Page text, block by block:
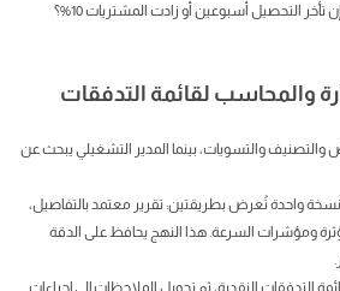
التحصيل أسبوعين أو زادت المشتريات 10%؟
والمحاسب لقائمة التدفقات
والتصنيف والتسويات، بينما المدير التشغيلي يبحث عن
واحدة تُعرض بطريقتين: تقرير معتمد بالتفاصيل،
ومؤشرات السرعة. هذا النهج يحافظ على الدقة
التدفقات النقدية، ثم تحويل الملاحظات إلى إجراءات